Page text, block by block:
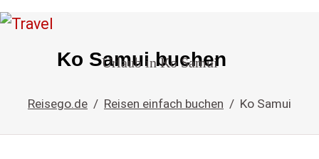
einfach
Ko Samui buchen
Urlaub in Ko Samui
Reisego.de Reisen einfach buchen Ko Samui